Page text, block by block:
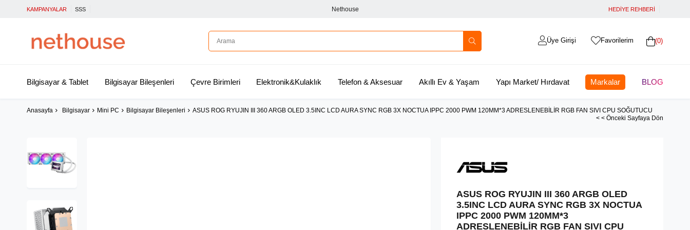
KAMPANYALAR SSS Nethouse HEDİYE REHBERİ
0
Favorilerim
Üye Girişi
Bilgisayar & Tablet Bilgisayar Bileşenleri Çevre Birimleri Elektronik&Kulaklık Telefon & Aksesuar Akıllı Ev & Yaşam Yapı Market/ Hırdavat Markalar BLOG
Anasayfa Bilgisayar Mini PC Bilgisayar Bileşenleri
ASUS ROG RYUJIN III 360 ARGB OLED 3.5INC LCD AURA SYNC RGB 3X NOCTUA IPPC 2000 PWM 120MM*3 ADRESLENEBİLİR RGB FAN SIVI CPU SOĞUTUCU
< < Önceki Sayfaya Dön
ASUS ROG RYUJIN III 360 ARGB OLED
3.5INC LCD AURA SYNC RGB 3X NOCTUA
IPPC 2000 PWM 120MM*3
ADRESLENEBİLİR RGB FAN SIVI CPU